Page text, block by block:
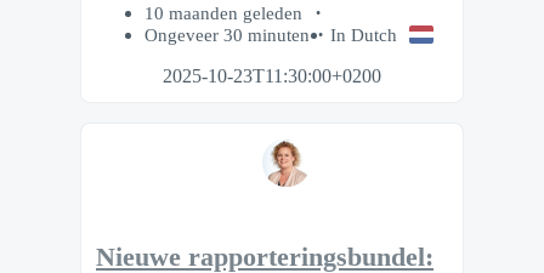
10 maanden geleden
Ongeveer 30 minuten
In Dutch
2025-10-23T11:30:00+0200
Nieuwe rapporteringsbundel: